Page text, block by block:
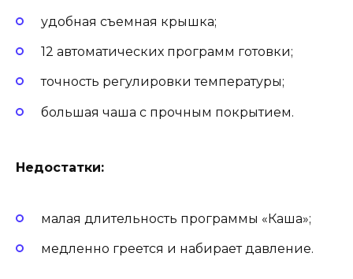
удобная съемная крышка;
12 автоматических программ готовки;
точность регулировки температуры;
большая чаша с прочным покрытием.
Недостатки:
малая длительность программы «Каша»;
медленно греется и набирает давление.